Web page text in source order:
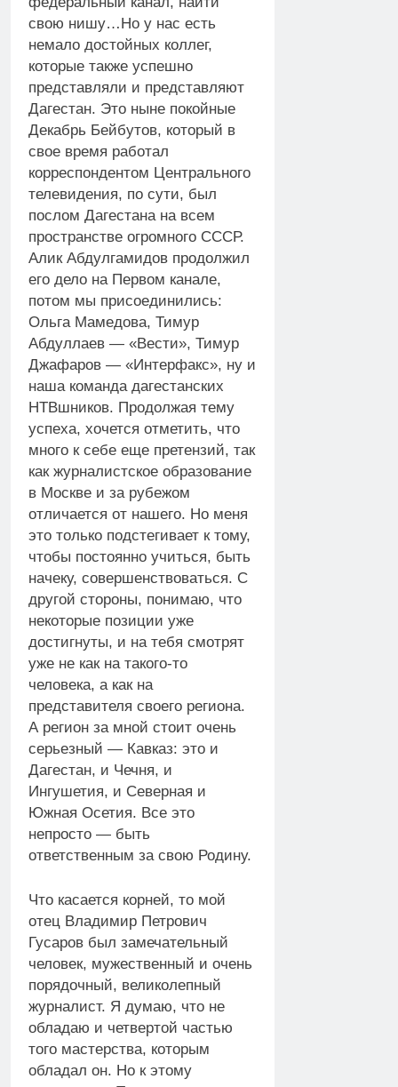
свою нишу…Но у нас есть
немало достойных коллег,
которые также успешно
представляли и представляют
Дагестан. Это ныне покойные
Декабрь Бейбутов, который в
свое время работал
корреспондентом Центрального
телевидения, по сути, был
послом Дагестана на всем
пространстве огромного СССР.
Алик Абдулгамидов продолжил
его дело на Первом канале,
потом мы присоединились:
Ольга Мамедова, Тимур
Абдуллаев — «Вести», Тимур
Джафаров — «Интерфакс», ну и
наша команда дагестанских
НТВшников. Продолжая тему
успеха, хочется отметить, что
много к себе еще претензий, так
как журналистское образование
в Москве и за рубежом
отличается от нашего. Но меня
это только подстегивает к тому,
чтобы постоянно учиться, быть
начеку, совершенствоваться. С
другой стороны, понимаю, что
некоторые позиции уже
достигнуты, и на тебя смотрят
уже не как на такого-то
человека, а как на
представителя своего региона.
А регион за мной стоит очень
серьезный — Кавказ: это и
Дагестан, и Чечня, и
Ингушетия, и Северная и
Южная Осетия. Все это
непросто — быть
ответственным за свою Родину.
Что касается корней, то мой
отец Владимир Петрович
Гусаров был замечательный
человек, мужественный и очень
порядочный, великолепный
журналист. Я думаю, что не
обладаю и четвертой частью
того мастерства, которым
обладал он. Но к этому